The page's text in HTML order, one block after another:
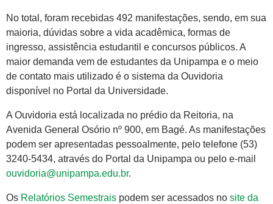
No total, foram recebidas 492 manifestações, sendo, em sua
maioria, dúvidas sobre a vida acadêmica, formas de
ingresso, assistência estudantil e concursos públicos. A
maior demanda vem de estudantes da Unipampa e o meio
de contato mais utilizado é o sistema da Ouvidoria
disponível no Portal da Universidade.
A Ouvidoria está localizada no prédio da Reitoria, na
Avenida General Osório nº 900, em Bagé. As manifestações
podem ser apresentadas pessoalmente, pelo telefone (53)
3240-5434, através do Portal da Unipampa ou pelo e-mail
ouvidoria@unipampa.edu.br.
Os Relatórios Semestrais podem ser acessados no site da